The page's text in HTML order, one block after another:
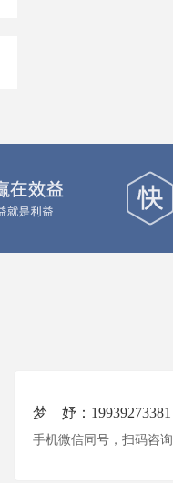
梦 妤：19939273381
手机微信同号，扫码咨询